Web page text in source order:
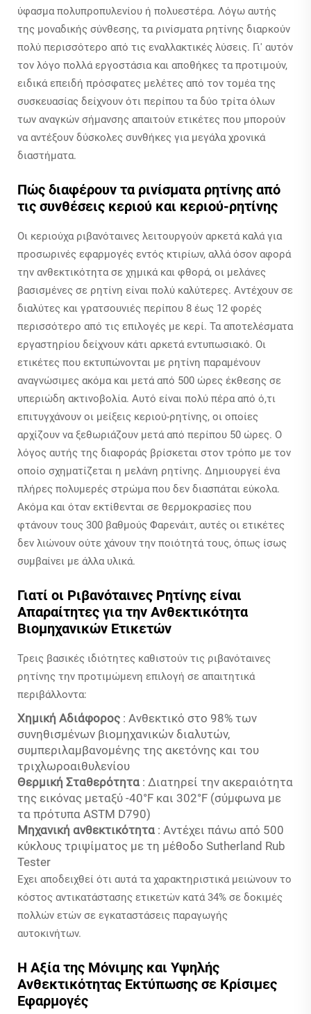
ύφασμα πολυπροπυλενίου ή πολυεστέρα. Λόγω αυτής
της μοναδικής σύνθεσης, τα ρινίσματα ρητίνης διαρκούν
πολύ περισσότερο από τις εναλλακτικές λύσεις. Γι' αυτόν
τον λόγο πολλά εργοστάσια και αποθήκες τα προτιμούν,
ειδικά επειδή πρόσφατες μελέτες από τον τομέα της
συσκευασίας δείχνουν ότι περίπου τα δύο τρίτα όλων
των αναγκών σήμανσης απαιτούν ετικέτες που μπορούν
να αντέξουν δύσκολες συνθήκες για μεγάλα χρονικά
διαστήματα.
Πώς διαφέρουν τα ρινίσματα ρητίνης από
τις συνθέσεις κεριού και κεριού-ρητίνης
Οι κεριούχα ριβανόταινες λειτουργούν αρκετά καλά για
προσωρινές εφαρμογές εντός κτιρίων, αλλά όσον αφορά
την ανθεκτικότητα σε χημικά και φθορά, οι μελάνες
βασισμένες σε ρητίνη είναι πολύ καλύτερες. Αντέχουν σε
διαλύτες και γρατσουνιές περίπου 8 έως 12 φορές
περισσότερο από τις επιλογές με κερί. Τα αποτελέσματα
εργαστηρίου δείχνουν κάτι αρκετά εντυπωσιακό. Οι
ετικέτες που εκτυπώνονται με ρητίνη παραμένουν
αναγνώσιμες ακόμα και μετά από 500 ώρες έκθεσης σε
υπεριώδη ακτινοβολία. Αυτό είναι πολύ πέρα από ό,τι
επιτυγχάνουν οι μείξεις κεριού-ρητίνης, οι οποίες
αρχίζουν να ξεθωριάζουν μετά από περίπου 50 ώρες. Ο
λόγος αυτής της διαφοράς βρίσκεται στον τρόπο με τον
οποίο σχηματίζεται η μελάνη ρητίνης. Δημιουργεί ένα
πλήρες πολυμερές στρώμα που δεν διασπάται εύκολα.
Ακόμα και όταν εκτίθενται σε θερμοκρασίες που
φτάνουν τους 300 βαθμούς Φαρενάιτ, αυτές οι ετικέτες
δεν λιώνουν ούτε χάνουν την ποιότητά τους, όπως ίσως
συμβαίνει με άλλα υλικά.
Γιατί οι Ριβανόταινες Ρητίνης είναι
Απαραίτητες για την Ανθεκτικότητα
Βιομηχανικών Ετικετών
Τρεις βασικές ιδιότητες καθιστούν τις ριβανόταινες
ρητίνης την προτιμώμενη επιλογή σε απαιτητικά
περιβάλλοντα:
Χημική Αδιάφορος : Ανθεκτικό στο 98% των
συνηθισμένων βιομηχανικών διαλυτών,
συμπεριλαμβανομένης της ακετόνης και του
τριχλωροαιθυλενίου
Θερμική Σταθερότητα : Διατηρεί την ακεραιότητα
της εικόνας μεταξύ -40°F και 302°F (σύμφωνα με
τα πρότυπα ASTM D790)
Μηχανική ανθεκτικότητα : Αντέχει πάνω από 500
κύκλους τριψίματος με τη μέθοδο Sutherland Rub
Tester
Έχει αποδειχθεί ότι αυτά τα χαρακτηριστικά μειώνουν το
κόστος αντικατάστασης ετικετών κατά 34% σε δοκιμές
πολλών ετών σε εγκαταστάσεις παραγωγής
αυτοκινήτων.
Η Αξία της Μόνιμης και Υψηλής
Ανθεκτικότητας Εκτύπωσης σε Κρίσιμες
Εφαρμογές